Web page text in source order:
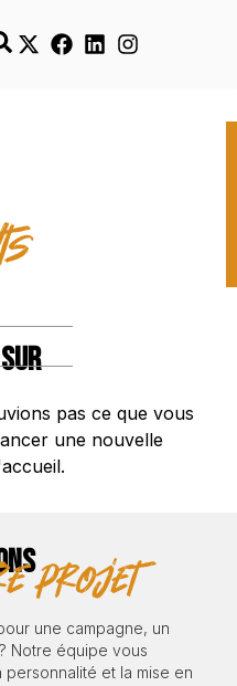
pas ce que vous
une nouvelle
projet
une campagne, un
Notre équipe vous
et la mise en